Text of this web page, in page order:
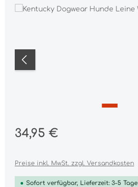
Bildergalerie überspringen
Regulärer Preis:
34,95 €
Preise inkl. MwSt. zzgl. Versandkosten
Sofort verfügbar, Lieferzeit: 3-5 Tage